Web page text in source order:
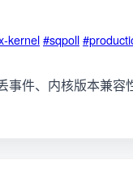
kernel#sqpoll
事件、内核版本兼